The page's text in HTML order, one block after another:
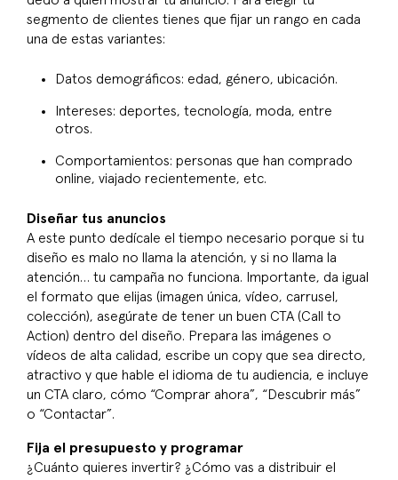
segmento de clientes tienes que fijar un rango en cada
una de estas variantes:
Datos demográficos: edad, género, ubicación.
Intereses: deportes, tecnología, moda, entre
otros.
Comportamientos: personas que han comprado
online, viajado recientemente, etc.
Diseñar tus anuncios
A este punto dedícale el tiempo necesario porque si tu
diseño es malo no llama la atención, y si no llama la
atención… tu campaña no funciona. Importante, da igual
el formato que elijas (imagen única, vídeo, carrusel,
colección), asegúrate de tener un buen CTA (Call to
Action) dentro del diseño. Prepara las imágenes o
vídeos de alta calidad, escribe un copy que sea directo,
atractivo y que hable el idioma de tu audiencia, e incluye
un CTA claro, cómo “Comprar ahora”, “Descubrir más”
o “Contactar”.
Fija el presupuesto y programar
¿Cuánto quieres invertir? ¿Cómo vas a distribuir el